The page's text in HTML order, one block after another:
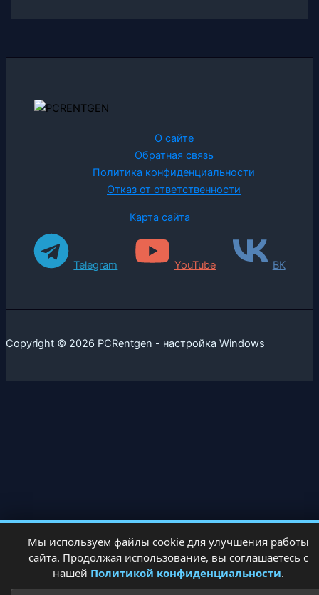
О сайте
Обратная связь
Политика конфиденциальности
Отказ от ответственности
Карта сайта
Telegram YouTube ВК
Copyright © 2026 PCRentgen - настройка Windows
Мы используем файлы cookie для улучшения работы
сайта. Продолжая использование, вы соглашаетесь с
нашей Политикой конфиденциальности.